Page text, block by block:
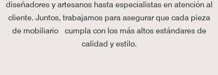
diseñadores y artesanos hasta especialistas en atención al
cliente. Juntos, trabajamos para asegurar que cada pieza
de mobiliario cumpla con los más altos estándares de
calidad y estilo.